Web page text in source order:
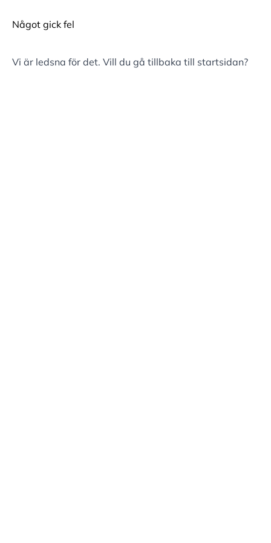
Något gick fel
Vi är ledsna för det. Vill du gå tillbaka till startsidan?